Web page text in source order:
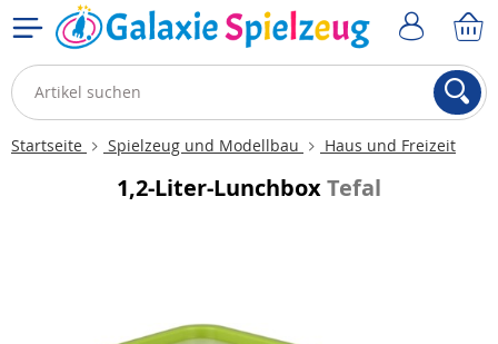
Startseite Spielzeug und Modellbau Haus und Freizeit
1,2-Liter-LunchboxTefal